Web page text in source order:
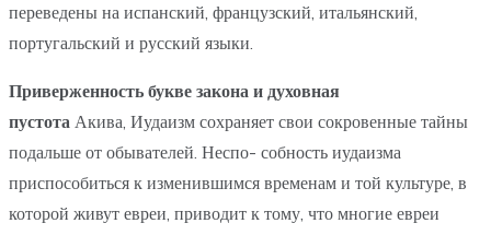
переведены на испанский, французский, итальянский,
португальский и русский языки.
Приверженность букве закона и духовная
пустота Акива, Иудаизм сохраняет свои сокровенные тайны
подальше от обывателей. Неспо- собность иудаизма
приспособиться к изменившимся временам и той культуре, в
которой живут евреи, приводит к тому, что многие евреи